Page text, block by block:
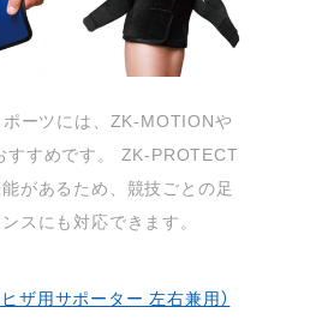
ーツには、ZK-MOTIONや
すすめです。 ZK-PROTECT
があるため、競技ごとの足
スにも対応できます。
ザ用サポーター 左右兼用）